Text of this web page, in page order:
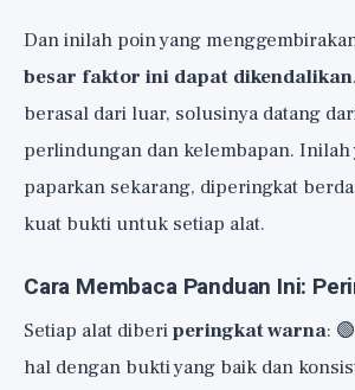
Dan inilah poin yang
besar faktor ini dapat dikendalikan
berasal dari luar, solusinya datang
perlindungan dan kelembapan. Inilah
paparkan sekarang, diperingkat
kuat bukti untuk setiap alat.
Cara Membaca Panduan Ini:
Setiap alat diberiperingkat warna:
hal dengan bukti yang baik dan